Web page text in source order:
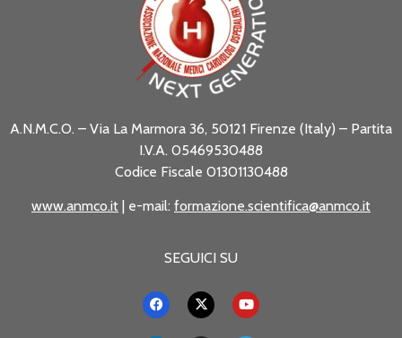
A.N.M.C.O. – Via La Marmora 36, 50121 Firenze (Italy) – Partita
I.V.A. 05469530488
Codice Fiscale 01301130488
www.anmco.it | e-mail: formazione.scientifica@anmco.it
SEGUICI SU